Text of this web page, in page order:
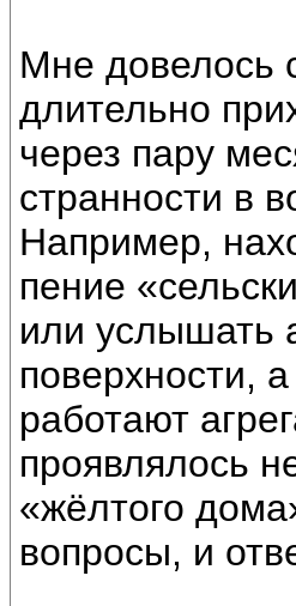
Мне довелось
длительно
через пару
странности в
Например,
пение
или услышать
поверхности,
работают
проявлялось
«жёлтого
вопросы, и